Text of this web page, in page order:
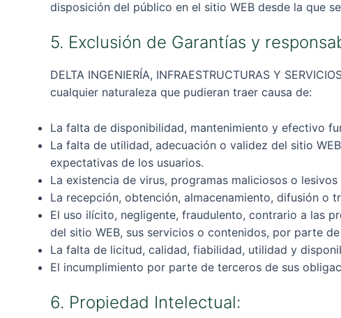
disposición del público en el sitio WEB desde la que
5. Exclusión de Garantías y
DELTA INGENIERÍA, INFRAESTRUCTURAS Y
cualquier naturaleza que pudieran traer causa de:
La falta de disponibilidad, mantenimiento y efectivo
La falta de utilidad, adecuación o validez del sitio
expectativas de los usuarios.
La existencia de virus, programas maliciosos o
La recepción, obtención, almacenamiento, difusión o
El uso ilícito, negligente, fraudulento, contrario a las
del sitio WEB, sus servicios o contenidos, por parte
La falta de licitud, calidad, fiabilidad, utilidad y
El incumplimiento por parte de terceros de sus
6. Propiedad Intelectual: